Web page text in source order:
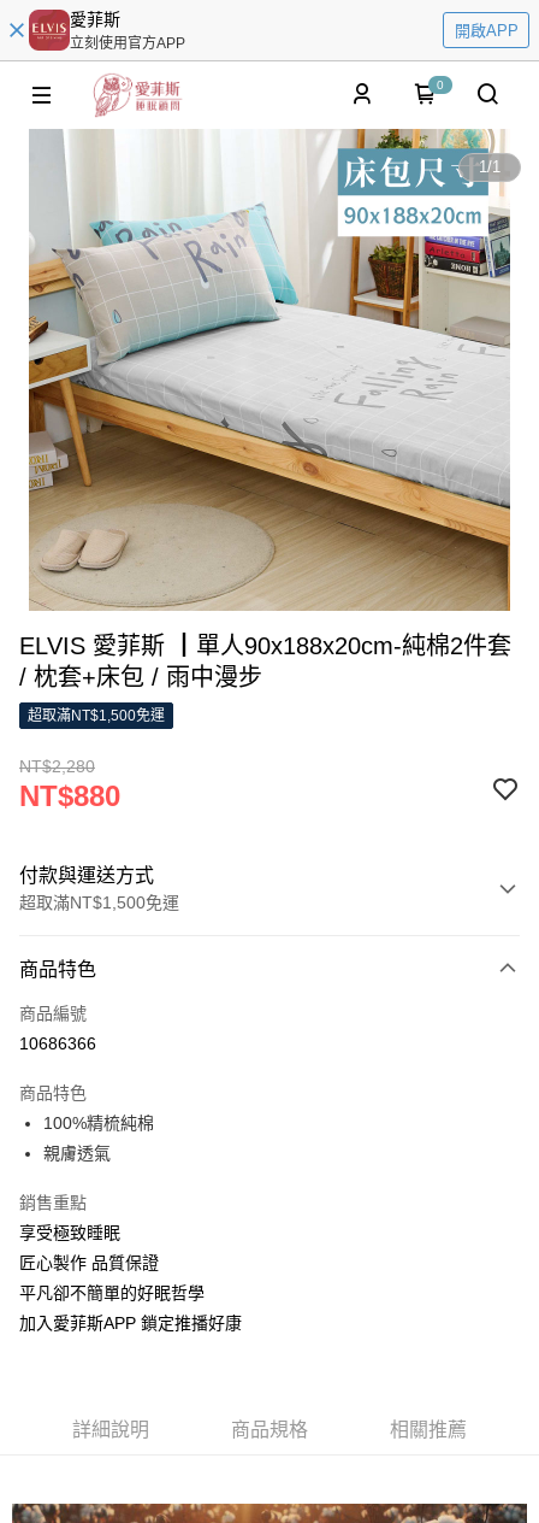
愛菲斯
立刻使用官方APP
開啟APP
0
1/1
ELVIS 愛菲斯 ┃單人90x188x20cm-純棉2件套
/ 枕套+床包 / 雨中漫步
超取滿NT$1,500免運
NT$2,280
NT$880
付款與運送方式
超取滿NT$1,500免運
信用卡一次付款
LINE Pay
街口支付
全盈+PAY
運送方式
付款後全家取貨
每筆NT$120，滿NT$1,500(含以上)免運費
付款後7-11取貨
商品特色
商品編號
10686366
商品特色
100%精梳純棉
親膚透氣
銷售重點
享受極致睡眠
匠心製作 品質保證
平凡卻不簡單的好眠哲學
加入愛菲斯APP 鎖定推播好康
詳細說明 商品規格 相關推薦